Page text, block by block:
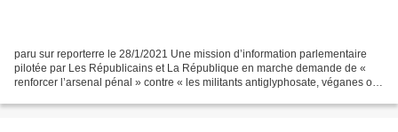
paru sur reporterre le 28/1/2021 Une mission d’information parlementaire
pilotée par Les Républicains et La République en marche demande de «
renforcer l’arsenal pénal » contre « les militants antiglyphosate, véganes ou